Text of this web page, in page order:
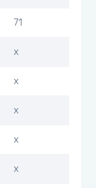
71
x
x
x
x
x